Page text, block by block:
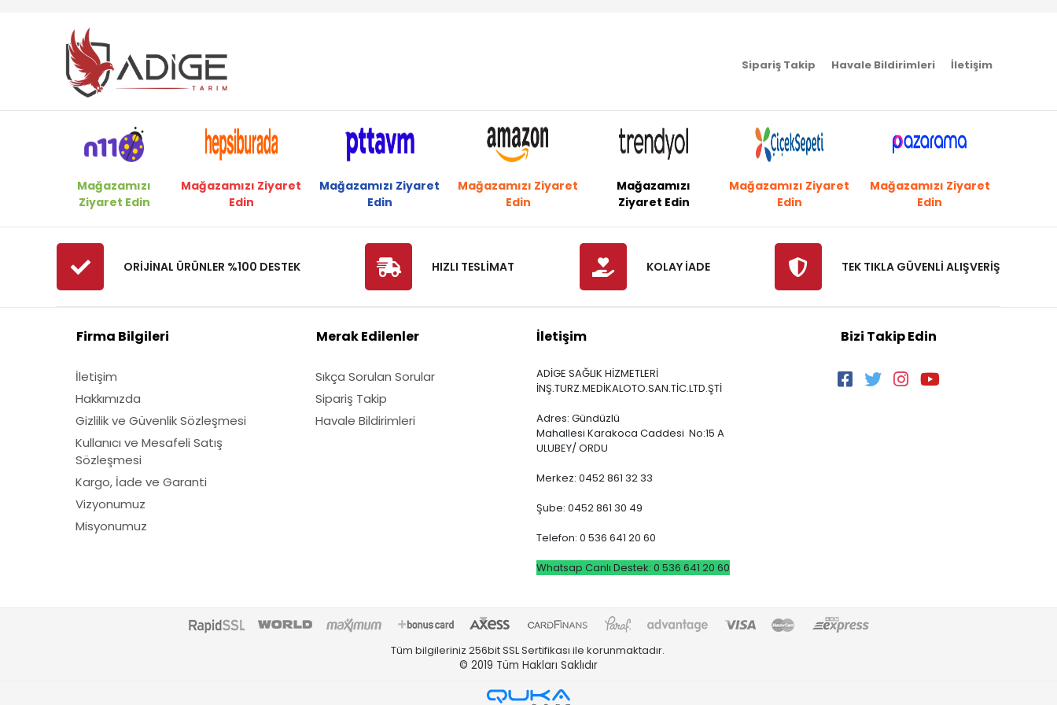
Dakkin
Deltadem
Deltadem
Echo
Efor
Ekolojik Tarım
Elmacıoğlu
Eurosystems
Fadelsan
Felco
Ferrino
First
Fırat
Fırtına
Fıskars
Gediklioğlu
GMT
Sipariş Takip Havale Bildirimleri İletişim
Mağazamızı
Ziyaret Edin
Mağazamızı Ziyaret
Edin
Mağazamızı Ziyaret
Edin
Mağazamızı Ziyaret
Edin
Mağazamızı
Ziyaret Edin
Mağazamızı Ziyaret
Edin
Mağazamızı Ziyaret
Edin
ORİJİNAL ÜRÜNLER %100 DESTEK HIZLI TESLİMAT KOLAY İADE TEK TIKLA GÜVENLİ ALIŞVERİŞ
Firma Bilgileri
İletişim
Hakkımızda
Gizlilik ve Güvenlik Sözleşmesi
Kullanıcı ve Mesafeli Satış
Sözleşmesi
Kargo, İade ve Garanti
Vizyonumuz
Misyonumuz
Merak Edilenler
Sıkça Sorulan Sorular
Sipariş Takip
Havale Bildirimleri
İletişim
ADİGE SAĞLIK HİZMETLERİ
İNŞ.TURZ.MEDİKALOTO.SAN.TİC.LTD.ŞTİ
Adres: Gündüzlü
Mahallesi Karakoca Caddesi No:15 A
ULUBEY/ ORDU
Merkez: 0452 861 32 33
Şube: 0452 861 30 49
Telefon: 0 536 641 20 60
Whatsap Canlı Destek: 0 536 641 20 60
Bizi Takip Edin
Tüm bilgileriniz 256bit SSL Sertifikası ile korunmaktadır.
© 2019 Tüm Hakları Saklıdır